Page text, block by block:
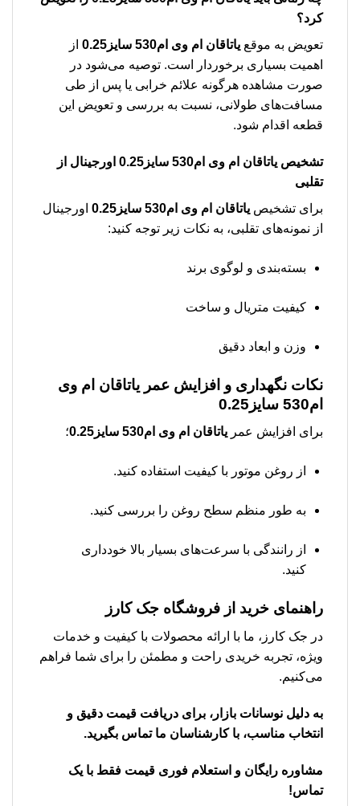
کرد؟
تعویض به موقع یاتاقان ام وی ام530 سایز0.25
از
اهمیت بسیاری برخوردار است. توصیه می‌شود در
صورت مشاهده هرگونه علائم خرابی یا پس از طی
مسافت‌های طولانی، نسبت به بررسی و تعویض این
قطعه اقدام شود.
تشخیص یاتاقان ام وی ام530 سایز0.25
اورجینال از
تقلبی
برای تشخیص یاتاقان ام وی ام530 سایز0.25
اورجینال
از نمونه‌های تقلبی، به نکات زیر توجه کنید:
بسته‌بندی و لوگوی برند
کیفیت متریال و ساخت
وزن و ابعاد دقیق
نکات نگهداری و افزایش عمر یاتاقان ام وی
ام530 سایز0.25
برای افزایش عمر یاتاقان ام وی ام530 سایز0.25 ؛
از روغن موتور با کیفیت استفاده کنید.
به طور منظم سطح روغن را بررسی کنید.
از رانندگی با سرعت‌های بسیار بالا خودداری
کنید.
راهنمای خرید از فروشگاه جک کارز
در جک کارز، ما با ارائه محصولات با کیفیت و خدمات
ویژه، تجربه خریدی راحت و مطمئن را برای شما فراهم
می‌کنیم.
به دلیل نوسانات بازار، برای دریافت قیمت دقیق و
انتخاب مناسب، با کارشناسان ما تماس بگیرید.
مشاوره رایگان و استعلام فوری قیمت فقط با یک
تماس!